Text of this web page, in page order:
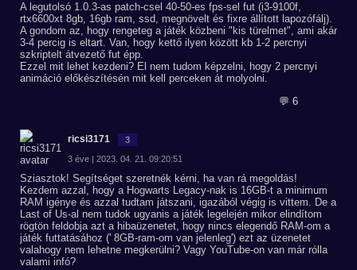
A legutolsó 1.0.3-as patch-csel 40-50-es fps-sel fut (i3-9100f,
rtx6600xt 8gb, 16gb ram, ssd, megnövelt és fixre állított lapozófálj).
A gondom az, hogy rengeteg a játék közbeni "kis türelmet", ami akár
3-4 percig is eltart. Van, hogy kettő ilyen között kb 1-2 percnyi
szkriptelt átvezető fut épp.
Ezzel mit lehet kezdeni? El nem tudom képzelni, hogy 2 percnyi
animáció előkészítésén mit kell perceken át molyolni.
💬 6
ricsi3171 3
3 éve | 2023. 04. 21. 09:20:51
Sziasztok! Segítséget szeretnék kérni, ha van rá megoldás!
Kezdem azzal, hogy a Hogwarts Legacy-nak is 16GB-t a minimum
RAM igénye és azzal tudtam játszani, igazából végig is vittem. De a
Last of Us-al nem tudok ugyanis a játék legelején mikor elindítom
rögtön feldobja azt a hibaüzenetet, hogy nincs elegendő RAM-om a
játék futtatásához (' 8GB-ram-om van jelenleg') ezt az üzenetet
valahogy nem lehetne megkerülni? Vagy YouTube-on van már rólla
valami infó?